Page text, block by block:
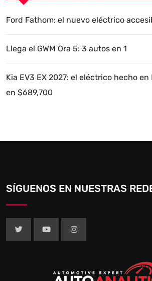
Ford Fathom: el nuevo eléctrico
Llega el GWM Ora 5: 3 autos en 1
Kia EV3 EX 2027: el eléctrico hecho
en $689,700
SÍGUENOS EN NUESTRAS